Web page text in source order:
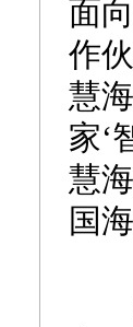
面
作
慧
家‘
慧
国
据